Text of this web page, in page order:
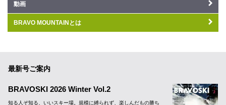
動画
BRAVO MOUNTAINとは
最新号ご案内
BRAVOSKI 2026 Winter Vol.2
知る人ぞ知る、いいスキー場。規模に縛られず、楽しんだもの勝ち